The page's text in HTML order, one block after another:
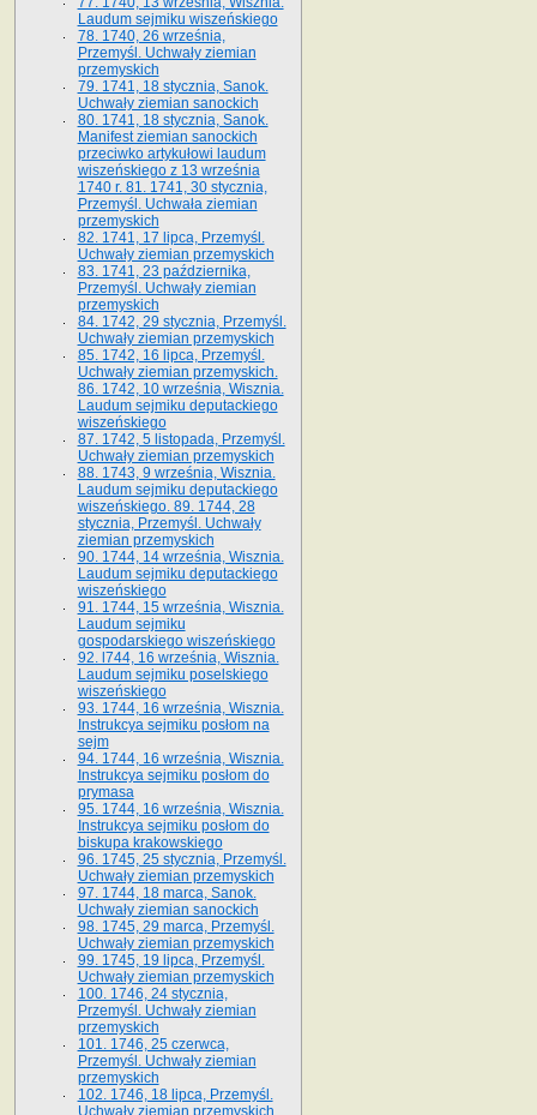
Laudum sejmiku wiszeńskiego
78. 1740, 26 września,
Przemyśl. Uchwały ziemian
przemyskich
79. 1741, 18 stycznia, Sanok.
Uchwały ziemian sanockich
80. 1741, 18 stycznia, Sanok.
Manifest ziemian sanockich
przeciwko artykułowi laudum
wiszeńskiego z 13 wrze­śnia
1740 r. 81. 1741, 30 stycznia,
Przemyśl. Uchwała ziemian
przemyskich
82. 1741, 17 lipca, Przemyśl.
Uchwały ziemian przemyskich
83. 1741, 23 października,
Przemyśl. Uchwały ziemian
przemyskich
84. 1742, 29 stycznia, Przemyśl.
Uchwały ziemian przemyskich
85. 1742, 16 lipca, Przemyśl.
Uchwały ziemian przemyskich.
86. 1742, 10 września, Wisznia.
Laudum sejmiku deputackiego
wiszeńskiego
87. 1742, 5 listopada, Przemyśl.
Uchwały ziemian przemyskich
88. 1743, 9 września, Wisznia.
Laudum sejmiku deputackiego
wiszeńskiego. 89. 1744, 28
stycznia, Przemyśl. Uchwały
ziemian przemyskich
90. 1744, 14 września, Wisznia.
Laudum sejmiku deputackiego
wiszeńskiego
91. 1744, 15 września, Wisznia.
Laudum sejmiku
gospodarskiego wiszeńskiego
92. l744, 16 września, Wisznia.
Laudum sejmiku poselskiego
wiszeńskiego
93. 1744, 16 września, Wisznia.
Instrukcya sejmiku posłom na
sejm
94. 1744, 16 września, Wisznia.
Instrukcya sejmiku posłom do
prymasa
95. 1744, 16 września, Wisznia.
Instrukcya sejmiku posłom do
biskupa krakowskiego
96. 1745, 25 stycznia, Przemyśl.
Uchwały ziemian przemyskich
97. 1744, 18 marca, Sanok.
Uchwały ziemian sanockich
98. 1745, 29 marca, Przemyśl.
Uchwały ziemian przemyskich
99. 1745, 19 lipca, Przemyśl.
Uchwały ziemian przemyskich
100. 1746, 24 stycznia,
Przemyśl. Uchwały ziemian
przemyskich
101. 1746, 25 czerwca,
Przemyśl. Uchwały ziemian
przemyskich
102. 1746, 18 lipca, Przemyśl.
Uchwały ziemian przemyskich